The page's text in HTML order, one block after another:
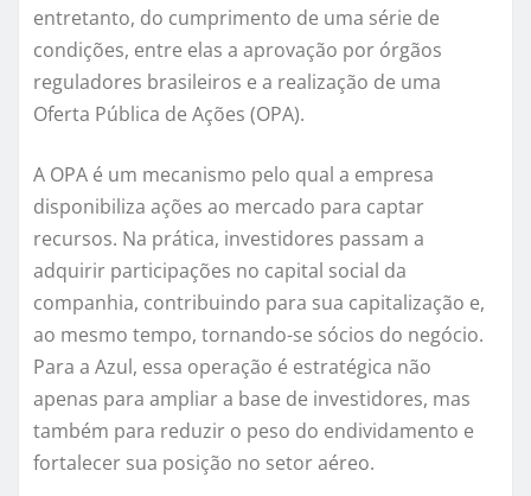
entretanto, do cumprimento de uma série de
condições, entre elas a aprovação por órgãos
reguladores brasileiros e a realização de uma
Oferta Pública de Ações (OPA).
A OPA é um mecanismo pelo qual a empresa
disponibiliza ações ao mercado para captar
recursos. Na prática, investidores passam a
adquirir participações no capital social da
companhia, contribuindo para sua capitalização e,
ao mesmo tempo, tornando-se sócios do negócio.
Para a Azul, essa operação é estratégica não
apenas para ampliar a base de investidores, mas
também para reduzir o peso do endividamento e
fortalecer sua posição no setor aéreo.